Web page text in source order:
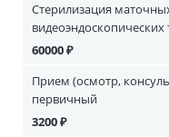
Стерилизация
видеоэндоскопических
60000 ₽
Прием (осмотр,
первичный
3200 ₽